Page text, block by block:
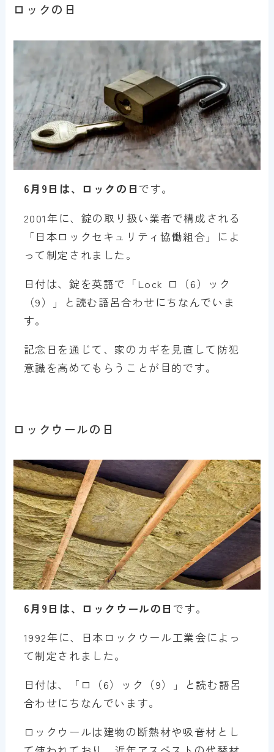
ロックの日
6月9日は、ロックの日 です。
2001年に、錠の取り扱い業者で構成される
「日本ロックセキュリティ協働組合」によ
って制定されました。
日付は、錠を英語で「Lock ロ（6）ック
（9）」と読む語呂合わせにちなんでいま
す。
記念日を通じて、家のカギを見直して防犯
意識を高めてもらうことが目的です。
ロックウールの日
6月9日は、ロックウールの日 です。
1992年に、日本ロックウール工業会によっ
て制定されました。
日付は、「ロ（6）ック（9）」と読む語呂
合わせにちなんでいます。
ロックウールは建物の断熱材や吸音材とし